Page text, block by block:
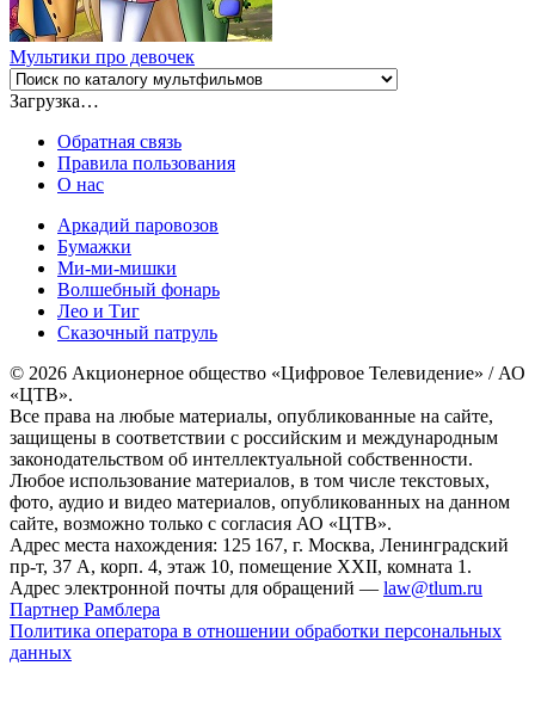
Мультики про девочек
Загрузка…
Обратная связь
Правила пользования
О нас
Аркадий паровозов
Бумажки
Ми-ми-мишки
Волшебный фонарь
Лео и Тиг
Сказочный патруль
© 2026 Акционерное общество «Цифровое Телевидение» / АО
«ЦТВ».
Все права на любые материалы, опубликованные на сайте,
защищены в соответствии с российским и международным
законодательством об интеллектуальной собственности.
Любое использование материалов, в том числе текстовых,
фото, аудио и видео материалов, опубликованных на данном
сайте, возможно только с согласия АО «ЦТВ».
Адрес места нахождения: 125 167, г. Москва, Ленинградский
пр-т, 37 А, корп. 4, этаж 10, помещение XXII, комната 1.
Адрес электронной почты для обращений — law@tlum.ru
Партнер Рамблера
Политика оператора в отношении обработки персональных
данных